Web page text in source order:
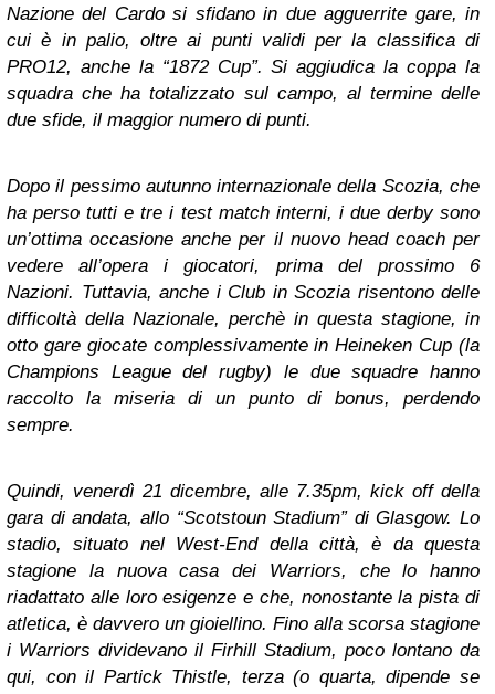
Nazione del Cardo si sfidano in due agguerrite gare, in
cui è in palio, oltre ai punti validi per la classifica di
PRO12, anche la “1872 Cup”. Si aggiudica la coppa la
squadra che ha totalizzato sul campo, al termine delle
due sfide, il maggior numero di punti.
Dopo il pessimo autunno internazionale della Scozia, che
ha perso tutti e tre i test match interni, i due derby sono
un’ottima occasione anche per il nuovo head coach per
vedere all’opera i giocatori, prima del prossimo 6
Nazioni. Tuttavia, anche i Club in Scozia risentono delle
difficoltà della Nazionale, perchè in questa stagione, in
otto gare giocate complessivamente in Heineken Cup (la
Champions League del rugby) le due squadre hanno
raccolto la miseria di un punto di bonus, perdendo
sempre.
Quindi, venerdì 21 dicembre, alle 7.35pm, kick off della
gara di andata, allo “Scotstoun Stadium” di Glasgow. Lo
stadio, situato nel West-End della città, è da questa
stagione la nuova casa dei Warriors, che lo hanno
riadattato alle loro esigenze e che, nonostante la pista di
atletica, è davvero un gioiellino. Fino alla scorsa stagione
i Warriors dividevano il Firhill Stadium, poco lontano da
qui, con il Partick Thistle, terza (o quarta, dipende se